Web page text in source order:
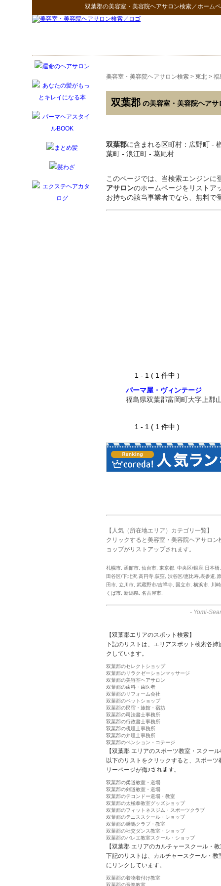
双葉郡の美容室・美容院ヘアサロン検索／ホーム
美容室・美容院ヘアサロン検索 > 東北 > 福
双葉郡 の美容室・美容院ヘアサ
双葉郡に含まれる区町村：広野町 -
葉町 - 浪江町 - 葛尾村
このページでは、当検索エンジンに
アサロンのホームページをリスト
お持ちの該当事業者でなら、無料で
1 - 1 ( 1 件中 )
パーマ屋・ヴィンテージ
福島県双葉郡富岡町大字上郡
1 - 1 ( 1 件中 )
【人気（所在地エリア）カテゴリ一覧】
クリックすると美容室・美容院ヘアサロ
ョップがリストアップされます。
札幌市 函館市 仙台市 東京都 中央区/銀座,日本橋
田谷区/下北沢,高円寺,荻窪 渋谷区/恵比寿,表参道,
田市
立川市 武蔵野市/吉祥寺 国立市 横浜市
川
くば市 新潟県 名古屋市
- Yomi-
【双葉郡エリアのスポット検索】
下記のリストは、エリアスポット検索各
クしています。
双葉郡のセレクトショップ
双葉郡のリラクゼーションマッサージ
双葉郡の美容室ヘアサロン
双葉郡の歯科・歯医者
双葉郡のリフォーム会社
双葉郡のペットショップ
双葉郡の民宿・旅館・宿坊
双葉郡の司法書士事務所
双葉郡の行政書士事務所
双葉郡の税理士事務所
双葉郡の弁理士事務所
双葉郡のペンション・コテージ
【双葉郡 エリアのスポーツ教室・スクー
以下のリストをクリックすると、スポー
リーページが侮ｦされます。
双葉郡の柔道教室・道場
双葉郡の剣道教室・道場
双葉郡のテコンドー道場・教室
双葉郡の太極拳教室グッズショップ
双葉郡のフィットネスジム・スポーツクラブ
双葉郡のテニススクール・ショップ
双葉郡の乗馬クラブ・教室
双葉郡の社交ダンス教室・ショップ
双葉郡のバレエ教室スクール・ショップ
【双葉郡 エリアのカルチャースクール・
下記のリストは、カルチャースクール・
にリンクしています。
双葉郡の着物着付け教室
双葉郡の音楽教室